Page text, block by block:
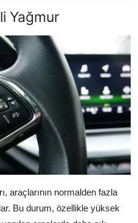
Yağmur
araçlarının normalden fazla
Bu durum, özellikle yüksek